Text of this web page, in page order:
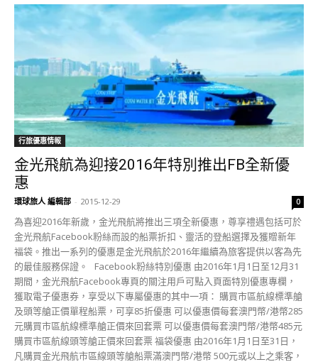
行旅優惠情報
金光飛航為迎接2016年特別推出FB全新優
惠
環球旅人 編輯部 - 2015-12-29 0
為喜迎2016年新歲，金光飛航將推出三項全新優惠，尊享禮遇包括可於
金光飛航Facebook粉絲而設的船票折扣、靈活的登船選擇及獲贈新年
福袋。推出一系列的優惠是金光飛航於2016年繼續為旅客提供以客為先
的最佳服務保證。 Facebook粉絲特別優惠 由2016年1月1日至12月31
期間，金光飛航Facebook專頁的關注用戶可點入頁面特別優惠專欄，
獲取電子優惠券，享受以下專屬優惠的其中一項： 購買市區航線標準艙
及頭等艙正價單程船票，可享85折優惠 可以優惠價每套澳門幣/港幣285
元購買市區航線標準艙正價來回套票 可以優惠價每套澳門幣/港幣485元
購買市區航線頭等艙正價來回套票 福袋優惠 由2016年1月1日至31日，
凡購買金光飛航市區線頭等艙船票滿澳門幣/港幣 500元或以上之乘客，